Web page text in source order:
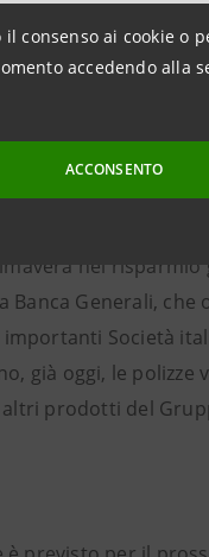
consenso ai cookie o
accedendo alla
ACCONSENTO
nell’operazione,
nelle
e
offrirà una nuova
nel risparmio
Banca Generali,
Società
già oggi, le polizze
prodotti del